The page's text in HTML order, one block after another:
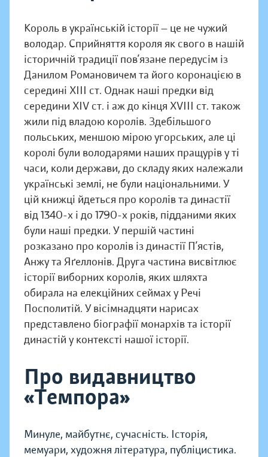
Король в українській історії — це не чужий
володар. Сприйняття короля як свого в нашій
історичній традиції пов’язане передусім із
Данилом Романовичем та його коронацією в
середині XIII ст. Однак наші предки від
середини XIV ст. і аж до кінця XVIII ст. також
жили під владою королів. Здебільшого
польських, меншою мірою угорських, але ці
королі були володарями наших пращурів у ті
часи, коли держави, до складу яких належали
українські землі, не були національними. У
цій книжці йдеться про королів та династії
від 1340-х і до 1790-х років, підданими яких
були наші предки. У першій частині
розказано про королів із династії П’ястів,
Анжу та Яґеллонів. Друга частина висвітлює
історії виборних королів, яких шляхта
обирала на елекційних сеймах у Речі
Посполитій. У вісімнадцяти нарисах
представлено біографії монархів та історії
династій у контексті нашої історії.
Про видавництво
«Темпора»
Минуле, майбутнє, сучасність. Історія,
мемуари, художня література, публіцистика.